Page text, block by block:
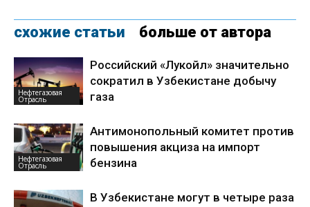
схожие статьи больше от автора
Нефтегазовая
Отрасль
Российский «Лукойл» значительно
сократил в Узбекистане добычу
газа
Нефтегазовая
Отрасль
Антимонопольный комитет против
повышения акциза на импорт
бензина
В Узбекистане могут в четыре раза